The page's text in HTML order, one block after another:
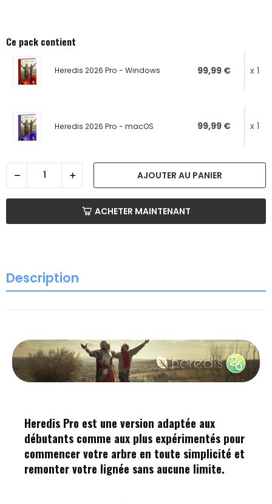
Ce pack contient
Heredis 2026 Pro - Windows 99,99 € x 1
Heredis 2026 Pro - macOS 99,99 € x 1
AJOUTER AU PANIER
ACHETER MAINTENANT
Description
Heredis Pro est une version adaptée aux
débutants comme aux plus expérimentés pour
commencer votre arbre en toute simplicité et
remonter votre lignée sans aucune limite.